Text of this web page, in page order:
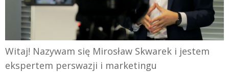
Witaj! Nazywam się Mirosław Skwarek i jestem
ekspertem perswazji i marketingu